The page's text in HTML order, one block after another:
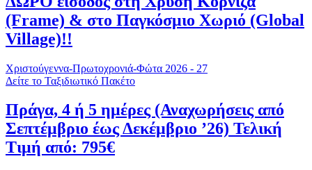
(Frame) & στο Παγκόσμιο Χωριό (Global
Village)!!
Χριστούγεννα-Πρωτοχρονιά-Φώτα 2026 - 27
Δείτε το Ταξιδιωτικό Πακέτο
Πράγα, 4 ή 5 ημέρες (Αναχωρήσεις από
Σεπτέμβριο έως Δεκέμβριο ’26) Τελική
Τιμή από: 795€